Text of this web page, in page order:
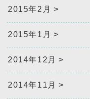
2015年2月
2015年1月
2014年12月
2014年11月